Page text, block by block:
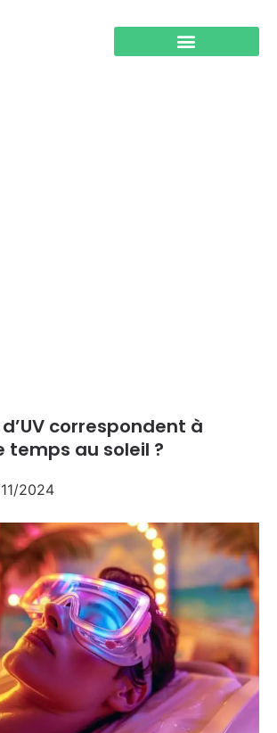
correspondent à
temps au soleil ?
2024